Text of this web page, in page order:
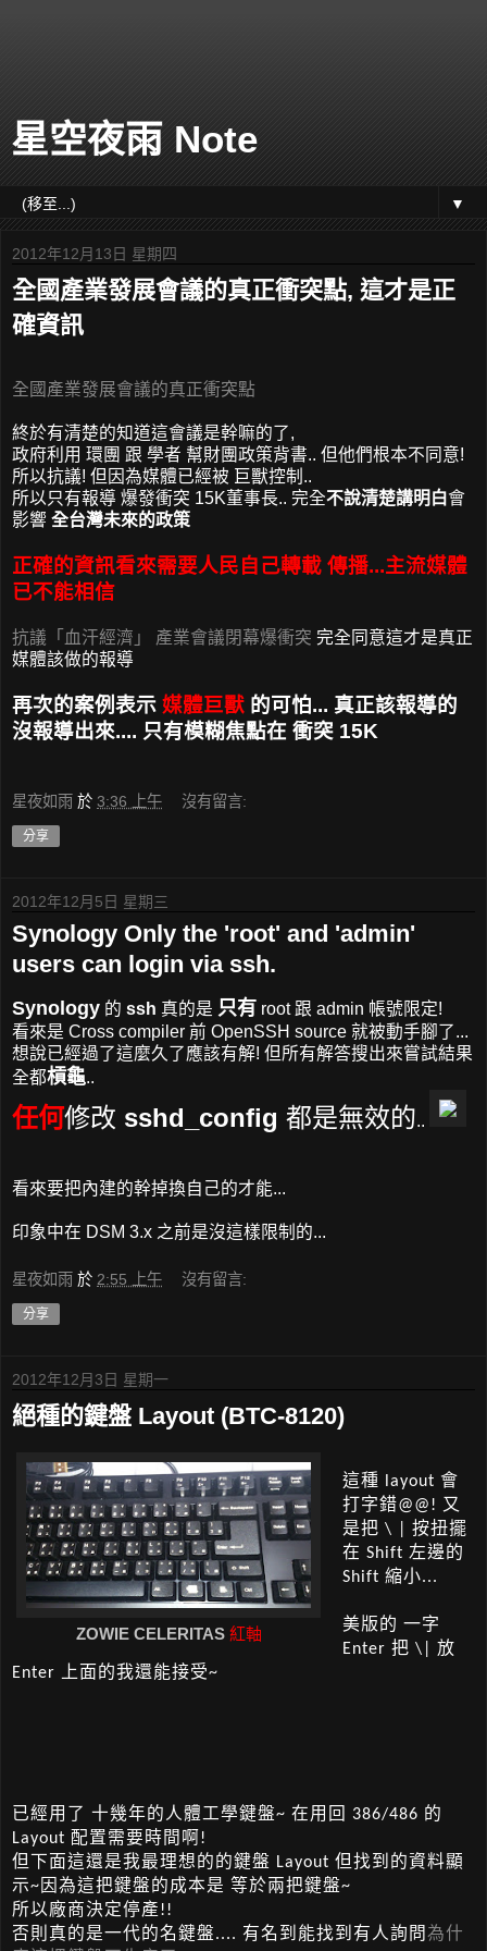
星空夜雨 Note
▼
2012年12月13日 星期四
全國產業發展會議的真正衝突點, 這才是正
確資訊
全國產業發展會議的真正衝突點
終於有清楚的知道這會議是幹嘛的了,
政府利用 環團 跟 學者 幫財團政策背書.. 但他們根本不同意!
所以抗議! 但因為媒體已經被 巨獸控制..
所以只有報導 爆發衝突 15K董事長.. 完全不說清楚講明白會
影響 全台灣未來的政策
正確的資訊看來需要人民自己轉載 傳播...主流媒體
已不能相信
抗議「血汗經濟」 產業會議閉幕爆衝突 完全同意這才是真正
媒體該做的報導
再次的案例表示 媒體巨獸 的可怕... 真正該報導的
沒報導出來.... 只有模糊焦點在 衝突 15K
星夜如雨 於 3:36 上午 沒有留言:
分享
2012年12月5日 星期三
Synology Only the 'root' and 'admin'
users can login via ssh.
Synology 的 ssh 真的是 只有 root 跟 admin 帳號限定!
看來是 Cross compiler 前 OpenSSH source 就被動手腳了...
想說已經過了這麼久了應該有解! 但所有解答搜出來嘗試結果
全都槓龜..
任何修改 sshd_config 都是無效的..
看來要把內建的幹掉換自己的才能...
印象中在 DSM 3.x 之前是沒這樣限制的...
星夜如雨 於 2:55 上午 沒有留言:
分享
2012年12月3日 星期一
絕種的鍵盤 Layout (BTC-8120)
ZOWIE CELERITAS 紅軸
這種 layout 會
打字錯@@! 又
是把 \ | 按扭擺
在 Shift 左邊的
Shift 縮小...
美版的 一字
Enter 把 \| 放
Enter 上面的我還能接受~
已經用了 十幾年的人體工學鍵盤~ 在用回 386/486 的
Layout 配置需要時間啊!
但下面這還是我最理想的的鍵盤 Layout 但找到的資料顯
示~因為這把鍵盤的成本是 等於兩把鍵盤~
所以廠商決定停產!!
否則真的是一代的名鍵盤.... 有名到能找到有人詢問為什